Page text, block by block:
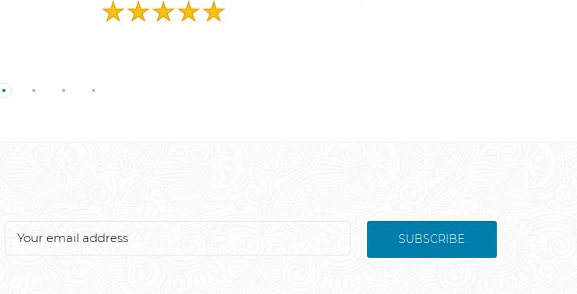
SUBSCRIBE